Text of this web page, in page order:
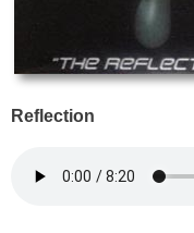
Reflection